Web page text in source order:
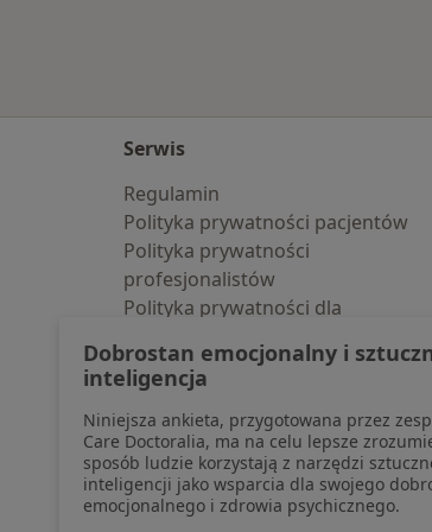
Serwis
Regulamin
Polityka prywatności pacjentów
Polityka prywatności
profesjonalistów
Polityka prywatności dla
pozyskaliśmy samodzielnie
Polityka cookies
Jak działają wyniki wyszukiwania
Dostępność
O nas
Praca Rekrutujemy!
Dobrostan emocjonalny i
inteligencja
Niniejsza ankieta, przygotowana przez
Care Doctoralia, ma na celu lepsze
sposób ludzie korzystają z narzędzi
inteligencji jako wsparcia dla swojego
emocjonalnego i zdrowia psychicznego.